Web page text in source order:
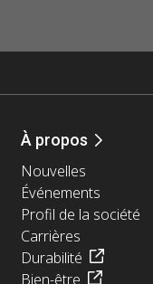
À propos
Nouvelles
Événements
Profil de la société
Carrières
Durabilité
Bien-être